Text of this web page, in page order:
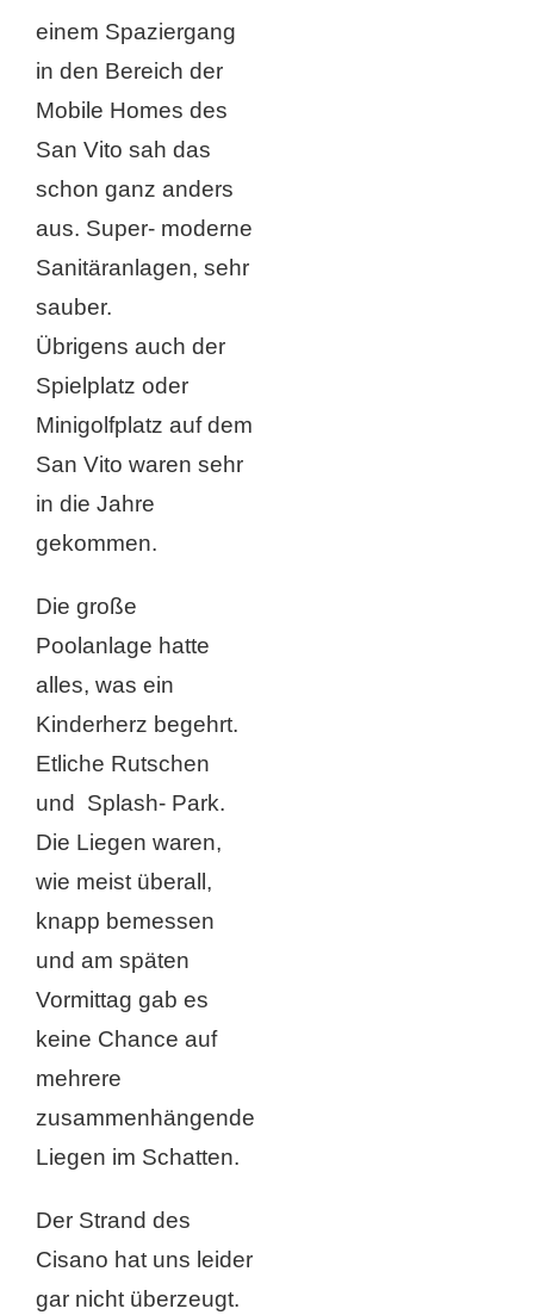
einem Spaziergang
in den Bereich der
Mobile Homes des
San Vito sah das
schon ganz anders
aus. Super- moderne
Sanitäranlagen, sehr
sauber.
Übrigens auch der
Spielplatz oder
Minigolfplatz auf dem
San Vito waren sehr
in die Jahre
gekommen.
Die große
Poolanlage hatte
alles, was ein
Kinderherz begehrt.
Etliche Rutschen
und Splash- Park.
Die Liegen waren,
wie meist überall,
knapp bemessen
und am späten
Vormittag gab es
keine Chance auf
mehrere
zusammenhängende
Liegen im Schatten.
Der Strand des
Cisano hat uns leider
gar nicht überzeugt.